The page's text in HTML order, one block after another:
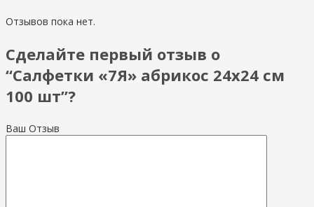
Отзывов пока нет.
Сделайте первый отзыв о
“Салфетки «7Я» абрикос 24х24 см
100 шт”?
Ваш Отзыв